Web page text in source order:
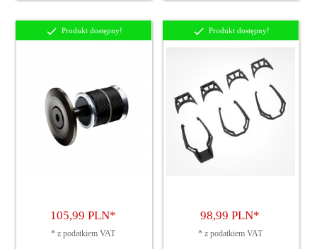
Produkt dostępny!
105,99 PLN*
* z podatkiem VAT
Produkt dostępny!
98,99 PLN*
* z podatkiem VAT